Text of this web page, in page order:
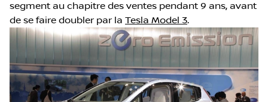
segment au chapitre des ventes pendant 9 ans, avant
de se faire doubler par la Tesla Model 3.